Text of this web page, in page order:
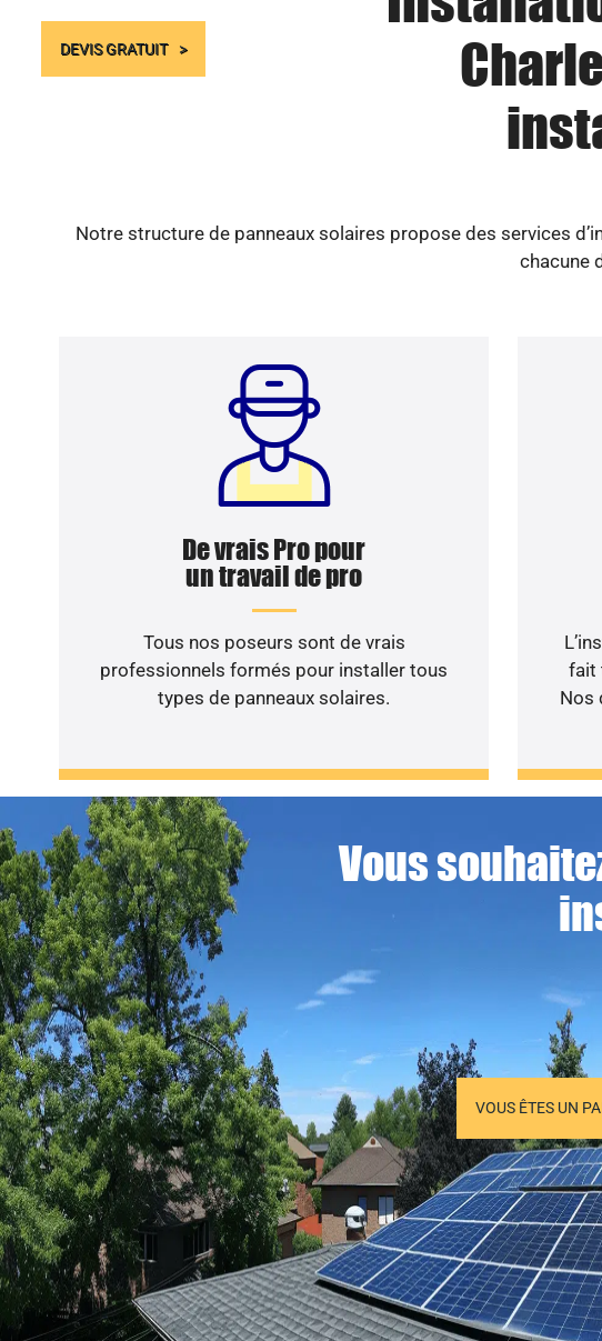
DEVIS GRATUIT
Notre structure de panneaux solaires propose des services
chacune
De vrais Pro pour
un travail de pro
Tous nos poseurs sont de vrais
professionnels formés pour installer tous
types de panneaux solaires.
fait
Nos
Vous
VOUS ÊTES UN